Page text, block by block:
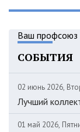
Ваш профсоюз
СОБЫТИЯ
02 июнь 2026,
Лучший
01 май 2026,